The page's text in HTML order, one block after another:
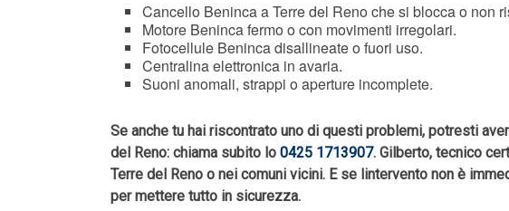
Cancello Beninca a Terre del Reno che si blocca o non
Motore Beninca fermo o con movimenti irregolari.
Fotocellule Beninca disallineate o fuori uso.
Centralina elettronica in avaria.
Suoni anomali, strappi o aperture incomplete.
Se anche tu hai riscontrato uno di questi problemi, potresti
del Reno: chiama subito lo 0425 1713907. Gilberto, tecnico
Terre del Reno o nei comuni vicini. E se lintervento non è
per mettere tutto in sicurezza.